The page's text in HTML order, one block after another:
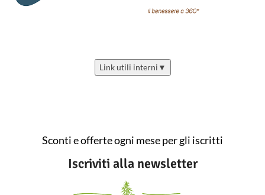
Link utili interni ▼
Sconti e offerte ogni mese per gli iscritti
Iscriviti alla newsletter